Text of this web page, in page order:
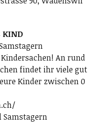
KIND
An rund
findet ihr viele gut
Kinder zwischen 0
Samstagern